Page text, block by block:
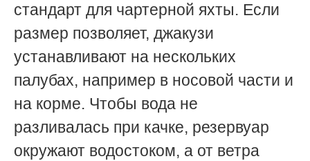
стандарт для чартерной яхты. Если
размер позволяет, джакузи
устанавливают на нескольких
палубах, например в носовой части и
на корме. Чтобы вода не
разливалась при качке, резервуар
окружают водостоком, а от ветра